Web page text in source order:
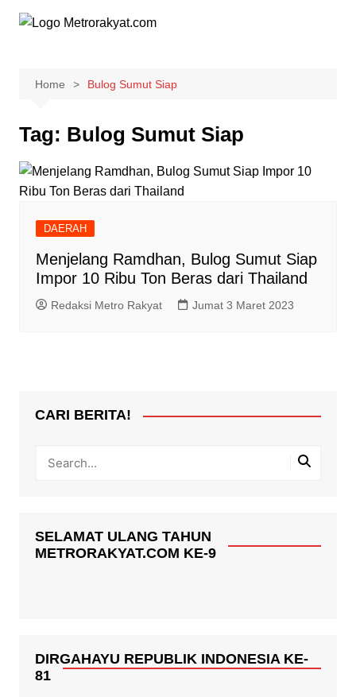
Home Bulog Sumut Siap
Tag: Bulog Sumut Siap
DAERAH
Menjelang Ramdhan, Bulog Sumut Siap
Impor 10 Ribu Ton Beras dari Thailand
Redaksi Metro Rakyat Jumat 3 Maret 2023
CARI BERITA!
SELAMAT ULANG TAHUN
METRORAKYAT.COM KE-9
DIRGAHAYU REPUBLIK INDONESIA KE-
81